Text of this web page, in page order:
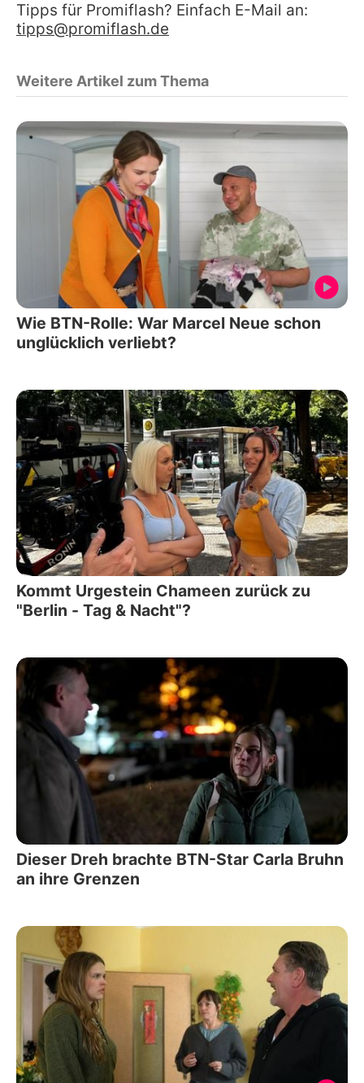
Tipps für Promiflash? Einfach E-Mail an:
tipps@promiflash.de
Weitere Artikel zum Thema
Wie BTN-Rolle: War Marcel Neue schon
unglücklich verliebt?
Kommt Urgestein Chameen zurück zu
"Berlin - Tag & Nacht"?
Dieser Dreh brachte BTN-Star Carla Bruhn
an ihre Grenzen